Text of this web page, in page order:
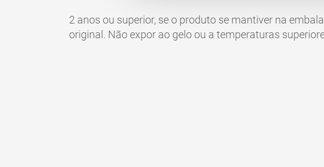
2 anos ou superior, se o produto se mantiver na
original. Não expor ao gelo ou a temperaturas